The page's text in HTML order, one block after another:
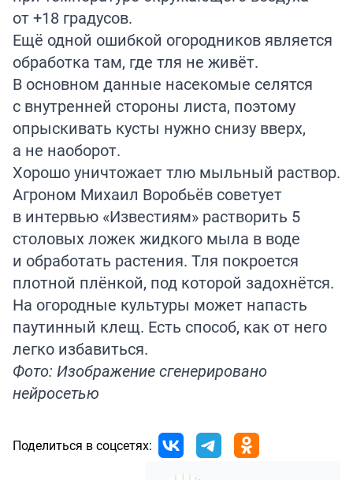
от +18 градусов.
Ещё одной ошибкой огородников является
обработка там, где тля не живёт.
В основном данные насекомые селятся
с внутренней стороны листа, поэтому
опрыскивать кусты нужно снизу вверх,
а не наоборот.
Хорошо уничтожает тлю мыльный раствор.
Агроном Михаил Воробьёв советует
в интервью «Известиям» растворить 5
столовых ложек жидкого мыла в воде
и обработать растения. Тля покроется
плотной плёнкой, под которой задохнётся.
На огородные культуры может напасть
паутинный клещ. Есть способ, как от него
легко избавиться.
Фото: Изображение сгенерировано
нейросетью
Поделиться в соцсетях: